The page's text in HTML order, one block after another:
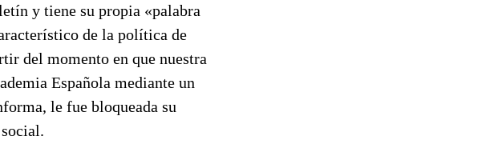
y tiene su propia «palabra
de la política de
del momento en que nuestra
Española mediante un
le fue bloqueada su